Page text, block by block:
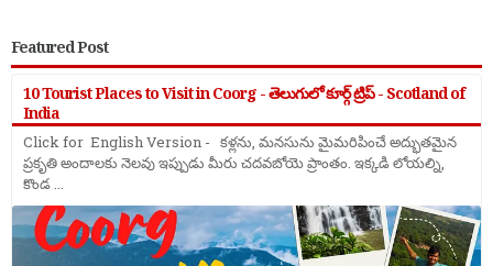
Featured Post
10 Tourist Places to Visit in Coorg - తెలుగులో కూర్గ్ ట్రిప్ - Scotland of
India
Click for English Version - కళ్లను, మనసును మైమరిపించే అద్భుతమైన
ప్రకృతి అందాలకు నెలవు ఇప్పుడు మీరు చదవబోయె ప్రాంతం. ఇక్కడి లోయల్ని,
కొండ ...